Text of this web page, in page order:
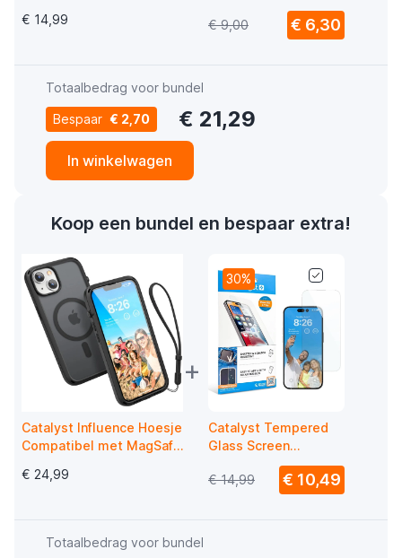
€ 14,99
Protector iPhone 12
Pro Max
€ 9,00 € 6,30
Totaalbedrag voor bundel
Bespaar € 2,70 € 21,29
In winkelwagen
Koop een bundel en bespaar extra!
Catalyst Influence Hoesje
Compatibel met MagSafe
€ 24,99
+
30%
Catalyst Tempered
Glass Screen
Protector iPhone 14
€ 14,99
€ 10,49
Totaalbedrag voor bundel